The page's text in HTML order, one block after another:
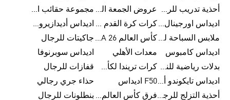
أحذية تدريب للرجال
عروض الجمعة البيضاء للرجال
مجموعة حقائب الظهر
اديداس اورجينال ملابس
كرات كرة القدم للرجال
اديداس أديدازيرو معدات الجري
ملابس السباحة للرجال
كأس العالم FIFA 26™ جاكيتات للرجال
اديداس كامبوس
معدات الأهلي
اديداس سوبرنوفا
بدلات رياضية للنساء
كرات تريندا لكأس العالم FIFA 26™
قفازات للرجال
اديداس تايكوندو أورجنالزF50 اديداس
حذاء جري رجالي
أحذية التزلج للرجال
فرق كأس العالم FIFA 26™ بنطلونات للرجال